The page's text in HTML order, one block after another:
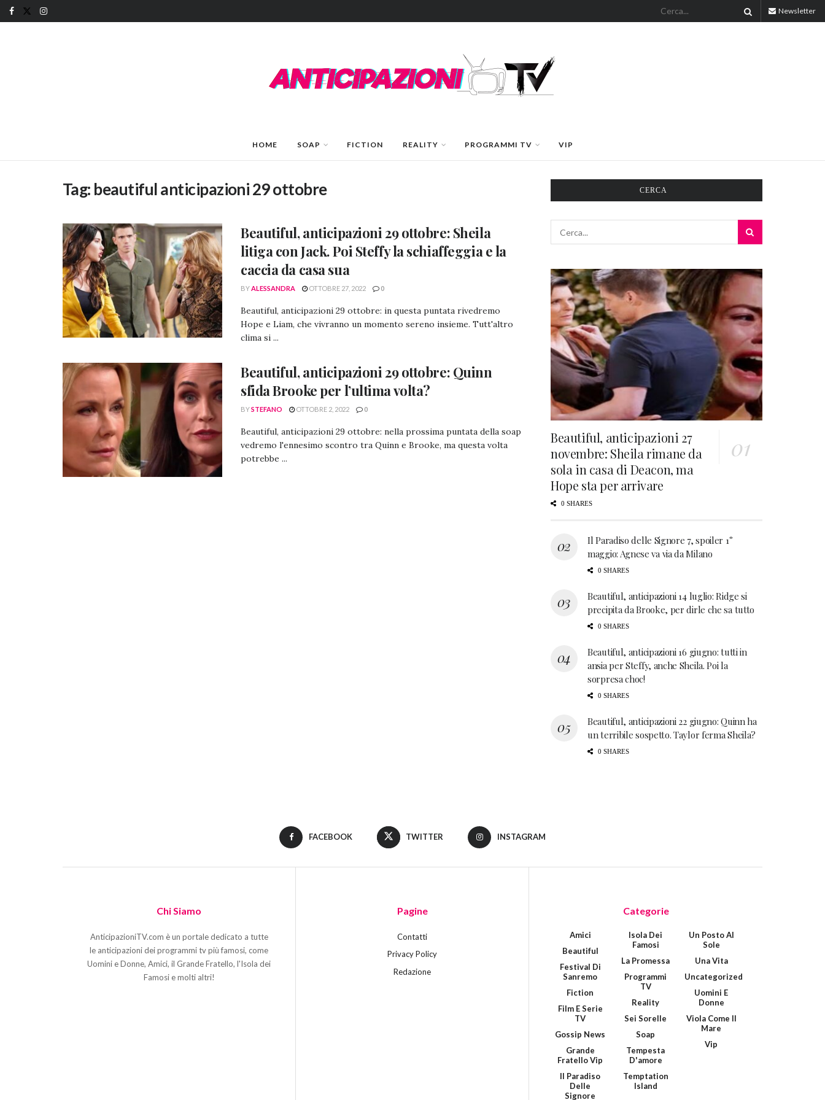
Newsletter
HOME SOAP FICTION REALITY PROGRAMMI TV VIP
Tag: beautiful anticipazioni 29 ottobre
Beautiful, anticipazioni 29 ottobre: Sheila
litiga con Jack. Poi Steffy la schiaffeggia e la
caccia da casa sua
BYALESSANDRA OTTOBRE 27, 2022 0
Beautiful, anticipazioni 29 ottobre: in questa puntata rivedremo
Hope e Liam, che vivranno un momento sereno insieme. Tutt'altro
clima si ...
Beautiful, anticipazioni 29 ottobre: Quinn
sfida Brooke per l’ultima volta?
BYSTEFANO OTTOBRE 2, 2022 0
Beautiful, anticipazioni 29 ottobre: nella prossima puntata della soap
vedremo l'ennesimo scontro tra Quinn e Brooke, ma questa volta
potrebbe ...
CERCA
Beautiful, anticipazioni 27
novembre: Sheila rimane da
sola in casa di Deacon, ma
Hope sta per arrivare
0 SHARES
Il Paradiso delle Signore 7, spoiler 1°
maggio: Agnese va via da Milano
0 SHARES
Beautiful, anticipazioni 14 luglio: Ridge si
precipita da Brooke, per dirle che sa tutto
0 SHARES
Beautiful, anticipazioni 16 giugno: tutti in
ansia per Steffy, anche Sheila. Poi la
sorpresa choc!
0 SHARES
Beautiful, anticipazioni 22 giugno: Quinn ha
un terribile sospetto. Taylor ferma Sheila?
0 SHARES
FACEBOOK TWITTER INSTAGRAM
Chi Siamo
AnticipazioniTV.com è un portale dedicato a tutte
le anticipazioni dei programmi tv più famosi, come
Uomini e Donne, Amici, il Grande Fratello, l'Isola dei
Famosi e molti altri!
Pagine
Contatti
Privacy Policy
Redazione
Categorie
Amici
Beautiful
Festival Di
Sanremo
Fiction
Film E Serie
TV
Gossip News
Grande
Fratello Vip
Il Paradiso
Delle
Signore
Isola Dei
Famosi
La Promessa
Programmi
TV
Reality
Sei Sorelle
Soap
Tempesta
D'amore
Temptation
Island
Un Posto Al
Sole
Una Vita
Uncategorized
Uomini E
Donne
Viola Come Il
Mare
Vip